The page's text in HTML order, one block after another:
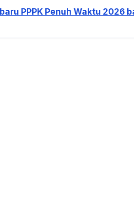
PPPK Penuh Waktu 2026